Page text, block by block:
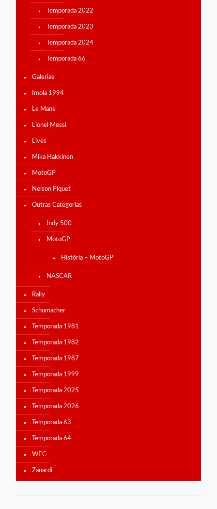
Temporada 2022
Temporada 2023
Temporada 2024
Temporada 66
Galerias
Imola 1994
Le Mans
Lionel Messi
Lives
Mika Hakkinen
MotoGP
Nelson Piquet
Outras Categorias
Indy 500
MotoGP
História – MotoGP
NASCAR
Rally
Schumacher
Temporada 1981
Temporada 1982
Temporada 1987
Temporada 1999
Temporada 2025
Temporada 2026
Temporada 63
Temporada 64
WEC
Zanardi